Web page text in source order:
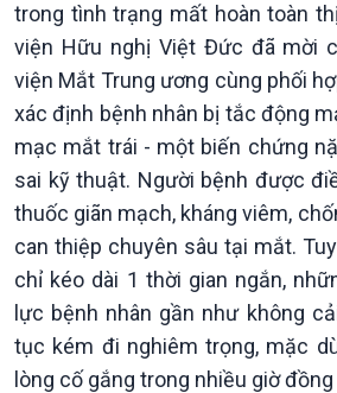
trong tình trạng mất hoàn toàn
viện Hữu nghị Việt Đức đã mời
viện Mắt Trung ương cùng phối
xác định bệnh nhân bị tắc động
mạc mắt trái - một biến chứng
sai kỹ thuật. Người bệnh được
thuốc giãn mạch, kháng viêm,
can thiệp chuyên sâu tại mắt.
chỉ kéo dài 1 thời gian ngắn,
lực bệnh nhân gần như không
tục kém đi nghiêm trọng, mặc
lòng cố gắng trong nhiều giờ